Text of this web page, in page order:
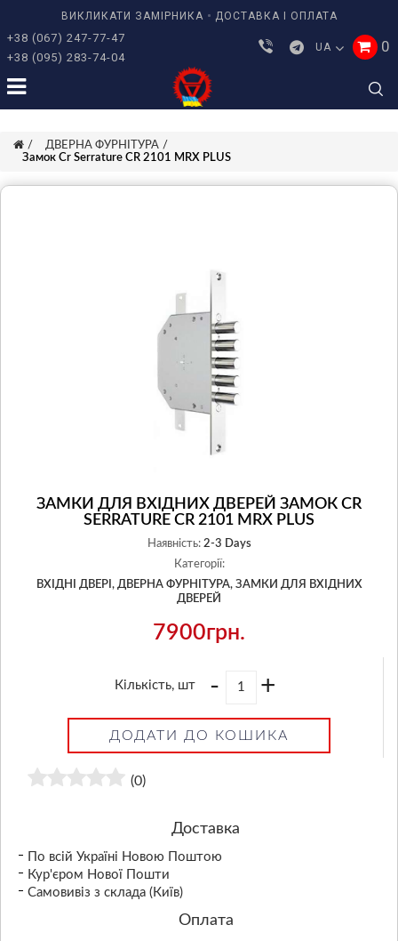
ВИКЛИКАТИ ЗАМІРНИКА ДОСТАВКА І ОПЛАТА
+38 (067) 247-77-47
+38 (095) 283-74-04
UA 0
ДВЕРНА ФУРНІТУРА
Замок Cr Serrature CR 2101 MRX PLUS
ЗАМКИ ДЛЯ ВХІДНИХ ДВЕРЕЙ ЗАМОК CR
SERRATURE CR 2101 MRX PLUS
Наявність: 2-3 Days
Категорії:
ВХІДНІ ДВЕРІ, ДВЕРНА ФУРНІТУРА, ЗАМКИ ДЛЯ ВХІДНИХ
ДВЕРЕЙ
7900грн.
Кількість, шт - +
ДОДАТИ ДО КОШИКА
(0)
Доставка
По всій Україні Новою Поштою
Кур'єром Нової Пошти
Самовивіз з склада (Київ)
Оплата